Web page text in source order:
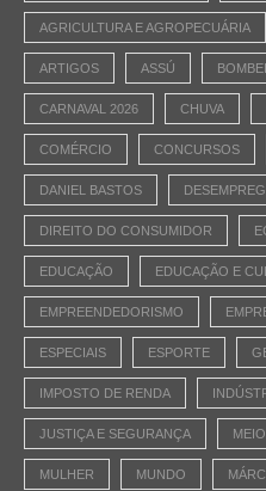
AGRICULTURA E AGROPECUÁRIA
ARTIGOS ASSÚ
CARNAVAL 2026 CHUVA
COMÉRCIO CONCURSOS
DANIEL BASTOS
DIREITO DO CONSUMIDOR
EDUCAÇÃO EDUCAÇÃO E
EMPREENDEDORISMO
ESPECIAIS ESPORTE
IMPOSTO DE RENDA
JUSTIÇA E SEGURANÇA
MULHER MUNDO